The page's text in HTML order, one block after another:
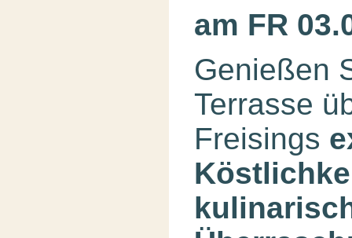
am FR
Genießen
Terrasse
Freisings